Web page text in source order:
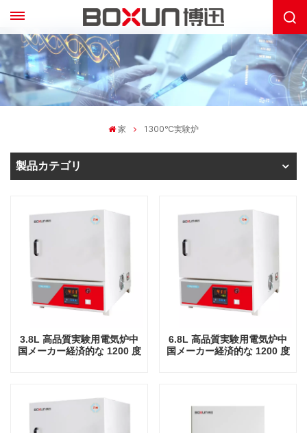
家 1300℃実験炉
製品カテゴリ
3.8L 高品質実験用電気炉中
国メーカー経済的な 1200 度
6.8L 高品質実験用電気炉中
国メーカー経済的な 1200 度